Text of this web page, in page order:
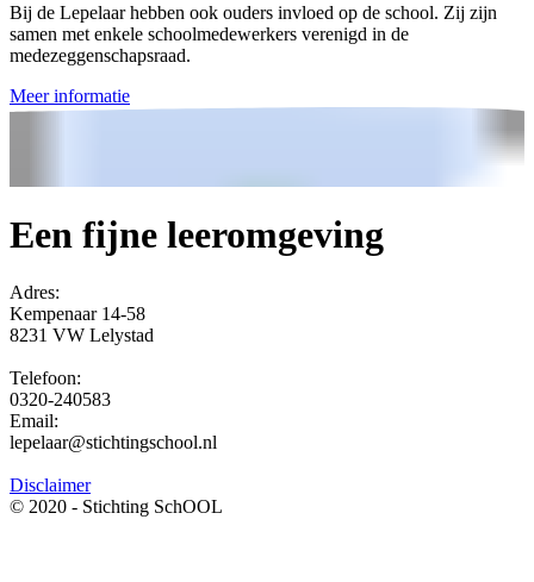
Bij de Lepelaar hebben ook ouders invloed op de school. Zij zijn
samen met enkele schoolmedewerkers verenigd in de
medezeggenschapsraad.
Meer informatie
Een fijne leeromgeving
Adres:
Kempenaar 14-58
8231 VW Lelystad
Telefoon:
0320-240583
Email:
lepelaar@stichtingschool.nl
Disclaimer
© 2020 - Stichting SchOOL